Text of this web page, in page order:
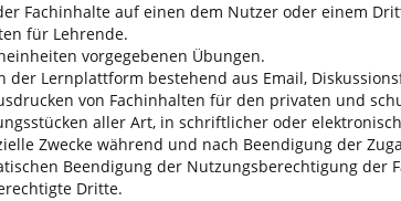
Fachinhalte auf einen dem Nutzer oder einem
für Lehrende.
vorgegebenen Übungen.
der Lernplattform bestehend aus Email,
von Fachinhalten für den privaten und
aller Art, in schriftlicher oder
Zwecke während und nach Beendigung der
Beendigung der Nutzungsberechtigung
Dritte.